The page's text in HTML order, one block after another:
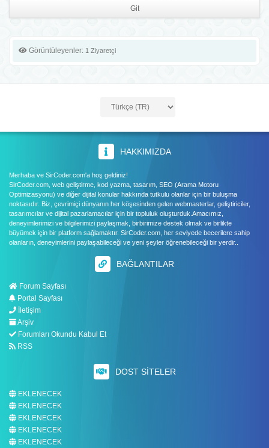
Görüntüleyenler: 1 Ziyaretçi
HAKKIMIZDA
Merhaba ve SirCoder.com'a hoş geldiniz!
SirCoder.com, web geliştirme, kod yazma, tasarım, SEO (Arama Motoru
Optimizasyonu) ve diğer dijital konular hakkında tutkulu olanlar için bir buluşma
noktasıdır. Biz, çevrimiçi dünyanın her köşesinden gelen webmasterlar, geliştiriciler,
tasarımcılar ve dijital pazarlamacılar için bir topluluk oluşturduk.Amacımız,
deneyimlerimizi ve bilgilerimizi paylaşmak, birbirimize destek olmak ve birlikte
büyümek için bir platform sağlamaktır. SirCoder.com, her seviyede becerilere sahip
olanların, deneyimlerini paylaşabileceği ve yeni şeyler öğrenebileceği bir yerdir..
BAĞLANTILAR
Forum Sayfası
Portal Sayfası
İletişim
Arşiv
Forumları Okundu Kabul Et
RSS
DOST SITELER
EKLENECEK
EKLENECEK
EKLENECEK
EKLENECEK
EKLENECEK